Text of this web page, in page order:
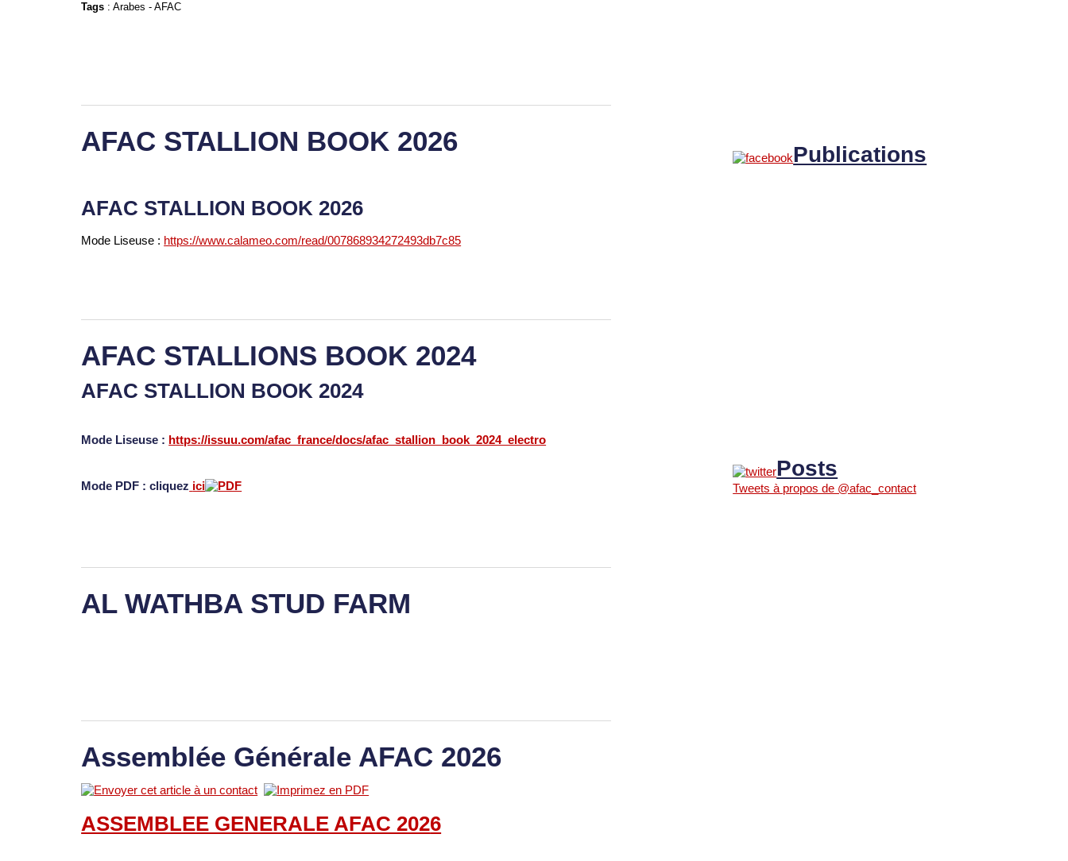
Tags :Arabes -AFAC
AFAC STALLION BOOK 2026
AFAC STALLION BOOK 2026
Mode Liseuse : https://www.calameo.com/read/007868934272493db7c85
AFAC STALLIONS BOOK 2024
AFAC STALLION BOOK 2024
Mode Liseuse : https://issuu.com/afac_france/docs/afac_stallion_book_2024_electro
Mode PDF : cliquez ici
AL WATHBA STUD FARM
Assemblée Générale AFAC 2026
ASSEMBLEE GENERALE AFAC2026
Publications
Posts
Tweets à propos de @afac_contact